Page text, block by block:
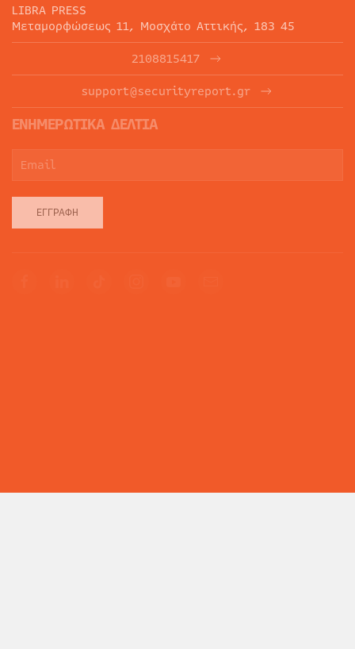
LIBRA PRESS
Μεταμορφώσεως 11, Μοσχάτο Αττικής, 183 45
2108815417
support@securityreport.gr
ΕΝΗΜΕΡΩΤΙΚΑ ΔΕΛΤΙΑ
ΕΓΓΡΑΦΉ